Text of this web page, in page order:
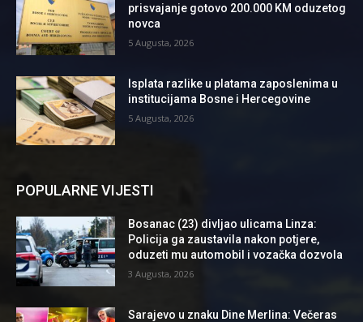
prisvajanje gotovo 200.000 KM oduzetog
novca
5 Augusta, 2026
Isplata razlike u platama zaposlenima u
institucijama Bosne i Hercegovine
5 Augusta, 2026
POPULARNE VIJESTI
Bosanac (23) divljao ulicama Linza:
Policija ga zaustavila nakon potjere,
oduzeti mu automobil i vozačka dozvola
3 Augusta, 2026
Sarajevo u znaku Dine Merlina: Večeras